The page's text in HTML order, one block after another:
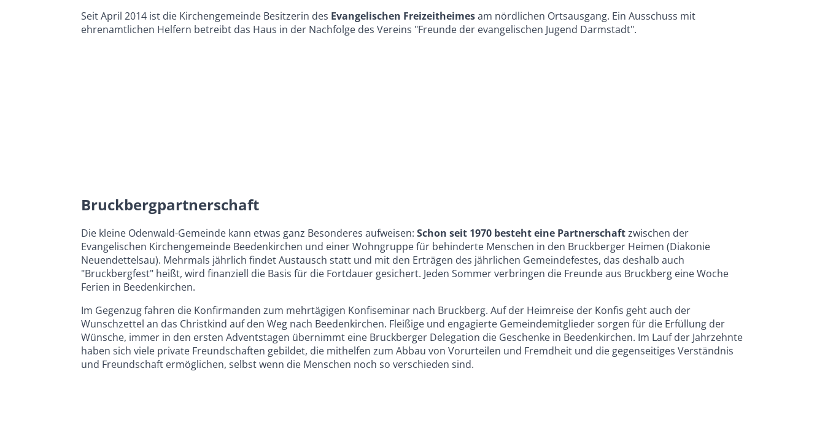
Seit April 2014 ist die Kirchengemeinde Besitzerin des Evangelischen Freizeitheimesam nördlichen Ortsausgang. Ein Ausschuss mit
ehrenamtlichen Helfern betreibt das Haus in der Nachfolge des Vereins "Freunde der evangelischen Jugend Darmstadt".
Bruckbergpartnerschaft
Die kleine Odenwald-Gemeinde kann etwas ganz Besonderes aufweisen: Schon seit 1970 besteht eine Partnerschaftzwischen der
Evangelischen Kirchengemeinde Beedenkirchen und einer Wohngruppe für behinderte Menschen in den Bruckberger Heimen (Diakonie
Neuendettelsau). Mehrmals jährlich findet Austausch statt und mit den Erträgen des jährlichen Gemeindefestes, das deshalb auch
"Bruckbergfest" heißt, wird finanziell die Basis für die Fortdauer gesichert. Jeden Sommer verbringen die Freunde aus Bruckberg eine Woche
Ferien in Beedenkirchen.
Im Gegenzug fahren die Konfirmanden zum mehrtägigen Konfiseminar nach Bruckberg. Auf der Heimreise der Konfis geht auch der
Wunschzettel an das Christkind auf den Weg nach Beedenkirchen. Fleißige und engagierte Gemeindemitglieder sorgen für die Erfüllung der
Wünsche, immer in den ersten Adventstagen übernimmt eine Bruckberger Delegation die Geschenke in Beedenkirchen. Im Lauf der Jahrzehnte
haben sich viele private Freundschaften gebildet, die mithelfen zum Abbau von Vorurteilen und Fremdheit und die gegenseitiges Verständnis
und Freundschaft ermöglichen, selbst wenn die Menschen noch so verschieden sind.